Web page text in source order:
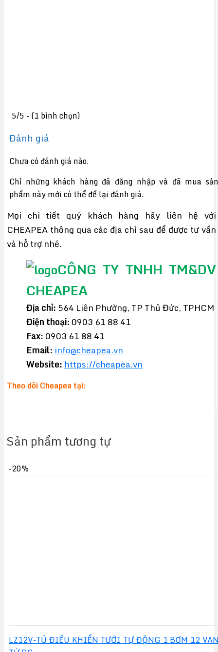
5/5 - (1 bình chọn)
Đánh giá
Chưa có đánh giá nào.
Chỉ những khách hàng đã đăng nhập và đã mua sản
phẩm này mới có thể để lại đánh giá.
Mọi chi tiết quý khách hàng hãy liên hệ với
CHEAPEA thông qua các địa chỉ sau để được tư vấn
và hỗ trợ nhé.
CÔNG TY TNHH TM&DV
CHEAPEA
Địa chỉ: 564 Liên Phường, TP Thủ Đức, TPHCM
Điện thoại: 0903 61 88 41
Fax: 0903 61 88 41
Email:info@cheapea.vn
Website:https://cheapea.vn
Theo dõi Cheapea tại:
Sản phẩm tương tự
-20%
LZ12V-TỦ ĐIỀU KHIỂN TƯỚI TỰ ĐỘNG 1 BƠM 12